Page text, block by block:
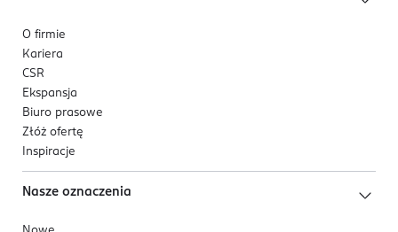
O firmie
Kariera
CSR
Ekspansja
Biuro prasowe
Złóż ofertę
Inspiracje
Nasze oznaczenia